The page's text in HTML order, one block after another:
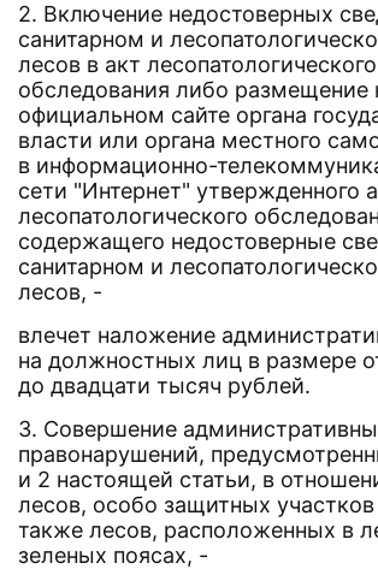
2. Включение недостоверных
санитарном и
лесов в акт лесопатологического
обследования либо размещение
официальном сайте органа
власти или органа местного
в информационно-
сети "Интернет" утвержденного
лесопатологического
содержащего недостоверные
санитарном и
лесов, -
влечет наложение
на должностных лиц в размере
до двадцати тысяч рублей.
3. Совершение
правонарушений,
и 2 настоящей статьи, в
лесов, особо защитных участков
также лесов, расположенных в
зеленых поясах, -